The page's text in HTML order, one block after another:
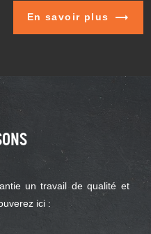
En savoir plus
un travail de qualité et
ici :